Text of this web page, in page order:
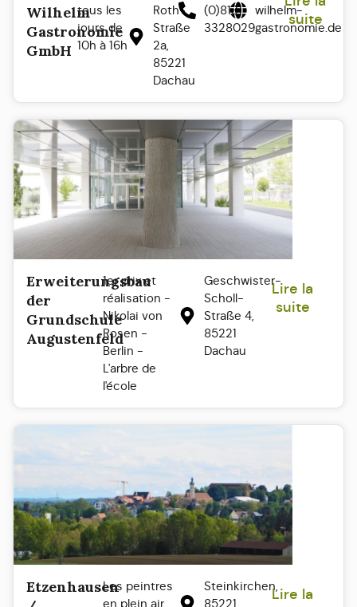
Wilhelm
Gastronomie
GmbH
tous les
jours de
10h à 16h
Roth-
Straße
2a,
85221
Dachau
(0)8131
3328029
wilhelm-
gastronomie.de
suite
Erweiterungsbau
der
Grundschule
Augustenfeld
1er prix et
réalisation -
Nikolai von
Rosen -
Berlin -
L'arbre de
l'école
Geschwister-
Scholl-
Straße 4,
85221
Dachau
Lire la
suite
EtzenhausenLes peintres
en plein air
Steinkirchen,
85221
Lire la